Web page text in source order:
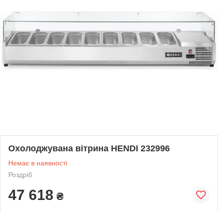
Охолоджувана вітрина HENDI 232996
Немає в наявності
Роздріб
47 618 ₴